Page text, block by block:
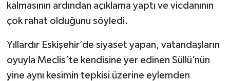
kalmasının ardından açıklama yaptı ve vicdanının
çok rahat olduğunu söyledi.
Yıllardır Eskişehir’de siyaset yapan, vatandaşların
oyuyla Meclis’te kendisine yer edinen Süllü’nün
yine aynı kesimin tepkisi üzerine eylemden